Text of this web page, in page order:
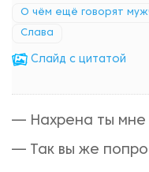
О чём ещё говорят
Слава
Cлайд с цитатой
— Нахрена ты мне
— Так вы же